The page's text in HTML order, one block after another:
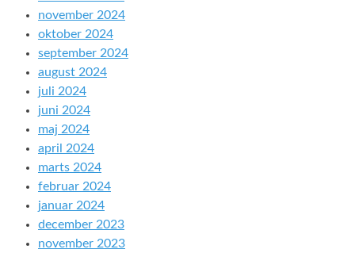
november 2024
oktober 2024
september 2024
august 2024
juli 2024
juni 2024
maj 2024
april 2024
marts 2024
februar 2024
januar 2024
december 2023
november 2023